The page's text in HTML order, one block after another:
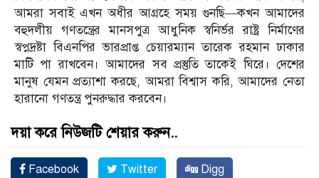
আমরা সবাই এখন অধীর আগ্রহে সময় গুনছি—কখন আমাদের
বহুদলীয় গণতন্ত্রের মানসপুত্র আধুনিক স্বনির্ভর রাষ্ট্র নির্মাণের
স্বপ্নদ্রষ্টা বিএনপির ভারপ্রাপ্ত চেয়ারম্যান তারেক রহমান ঢাকার
মাটি পা রাখবেন। আমাদের সব প্রস্তুতি তাকেই ঘিরে। দেশের
মানুষ যেমন প্রত্যাশা করছে, আমরা বিশ্বাস করি, আমাদের নেতা
হারানো গণতন্ত্র পুনরুদ্ধার করবেন।
দয়া করে নিউজটি শেয়ার করুন..
Facebook Twitter Digg